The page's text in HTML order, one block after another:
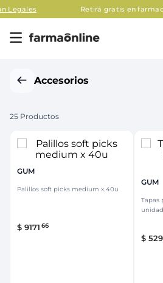
Retirá gratis en farmacias de
Accesorios
25 Productos
GUM
Palillos soft picks medium x 40u
$ 9171 66
GUM
Tapas
$